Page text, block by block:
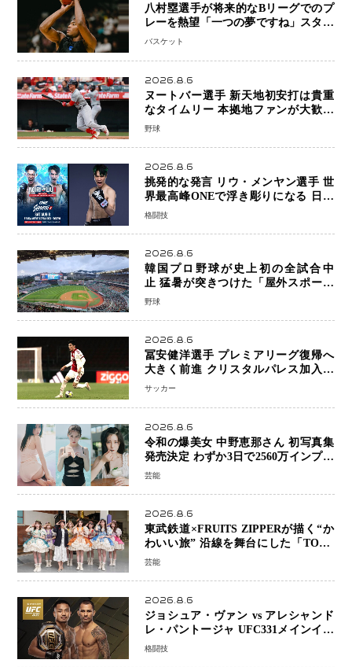
八村塁選手が将来的なBリーグでのプ
レーを熱望「一つの夢ですね」スター
帰還がリーグ価値を押し上げる可能性
バスケット
2026.8.6
ヌートバー選手 新天地初安打は貴重
なタイムリー 本拠地ファンが大歓声
笑顔で歓喜
野球
2026.8.6
挑発的な発言 リウ・メンヤン選手 世
界最高峰ONEで浮き彫りになる 日本
キックボクシングが直面する“技術
格闘技
2026.8.6
韓国プロ野球が史上初の全試合中
止 猛暑が突きつけた「屋外スポーツ
の限界」 日本発のドーム型施設時代
野球
2026.8.6
冨安健洋選手 プレミアリーグ復帰へ
大きく前進 クリスタルパレス加入目
前 メディカルチェックも通過
サッカー
2026.8.6
令和の爆美女 中野恵那さん 初写真集
発売決定 わずか3日で2560万インプレ
ッションを記録した話題の美貌を凝縮
芸能
2026.8.6
東武鉄道×FRUITS ZIPPERが描く“か
わいい旅” 沿線を舞台にした「TOBU
KAWAII PROJECT」が開幕
芸能
2026.8.6
ジョシュア・ヴァン vs アレシャンド
レ・パントージャ UFC331メインイベ
ントで再戦決定 「完全決着」に世界
格闘技